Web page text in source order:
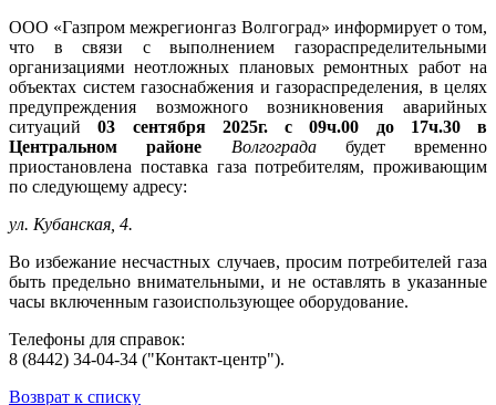
ООО «Газпром межрегионгаз Волгоград» информирует о том,
что в связи с выполнением газораспределительными
организациями неотложных плановых ремонтных работ на
объектах систем газоснабжения и газораспределения, в целях
предупреждения возможного возникновения аварийных
ситуаций03 сентября 2025г. с 09ч.00 до 17ч.30 в
Центральном районе
Волгоградабудет временно
приостановлена поставка газа потребителям, проживающим
по следующему адресу:
ул. Кубанская, 4.
Во избежание несчастных случаев, просим потребителей газа
быть предельно внимательными, и не оставлять в указанные
часы включенным газоиспользующее оборудование.
Телефоны для справок:
8 (8442) 34-04-34 ("Контакт-центр").
Возврат к списку